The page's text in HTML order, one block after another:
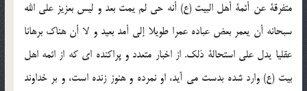
متفرقة عن أئمة أهل البيت (ع) أنه حي لم يمت بعد و ليس بعزيز علي الله
سبحانه أن يعمر بعض عباده عمرا طويلا إلي أمد بعيد و لا أن هناك برهانا
عقليا يدل علي استحالة ذلك. از اخبار متعدد و پراکنده ای که از ائمه اهل
بیت (ع) وارد شده بدست می آید، او نمرده و هنوز زنده است، و بر خداوند